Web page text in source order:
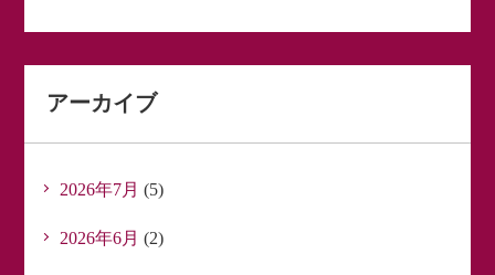
アーカイブ
2026年7月 (5)
2026年6月 (2)